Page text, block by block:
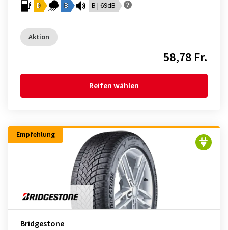
D B B | 69dB
Aktion
58,78 Fr.
Reifen wählen
Empfehlung
Bridgestone